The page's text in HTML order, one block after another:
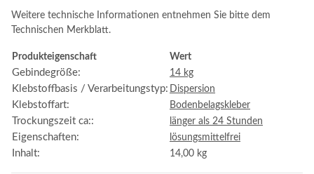
Weitere technische Informationen entnehmen Sie bitte dem
Technischen Merkblatt.
Produkteigenschaft Wert
Gebindegröße: 14 kg
Klebstoffbasis / Verarbeitungstyp: Dispersion
Klebstoffart: Bodenbelagskleber
Trockungszeit ca:: länger als 24 Stunden
Eigenschaften: lösungsmittelfrei
Inhalt: 14,00 kg